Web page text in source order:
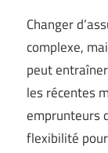
Changer
complexe,
peut
les récentes
emprunteurs
flexibilité